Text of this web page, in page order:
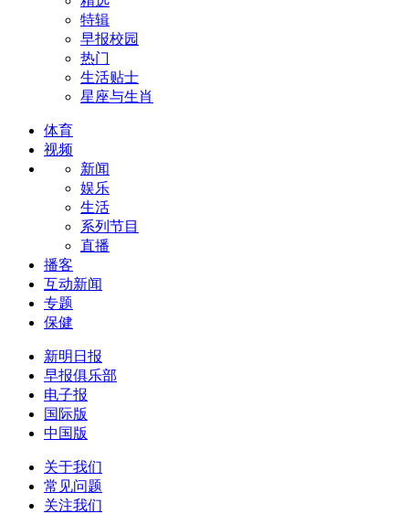
特辑
早报校园
热门
生活贴士
星座与生肖
体育
视频
新闻
娱乐
生活
系列节目
直播
播客
互动新闻
专题
保健
新明日报
早报俱乐部
电子报
国际版
中国版
关于我们
常见问题
关注我们